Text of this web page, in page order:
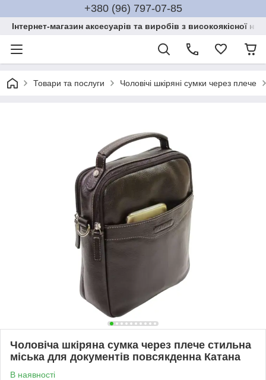
+380 (96) 797-07-85
Інтернет-магазин аксесуарів та виробів з високоякісної
Товари та послуги Чоловічі шкіряні сумки через плече
Чоловіча шкіряна сумка через плече стильна
міська для документів повсякденна Катана
В наявності